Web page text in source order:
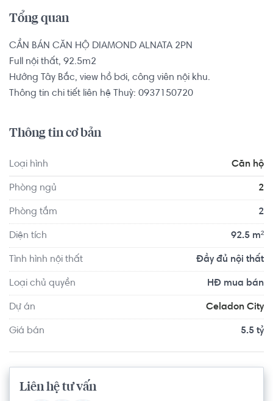
Tổng quan
CẦN BÁN CĂN HỘ DIAMOND ALNATA 2PN
Full nội thất, 92.5m2
Hướng Tây Bắc, view hồ bơi, công viên nội khu.
Thông tin chi tiết liên hệ Thuỳ: 0937150720
Thông tin cơ bản
Loại hình Căn hộ
Phòng ngủ 2
Phòng tắm 2
Diện tích 92.5 m²
Tình hình nội thất Đầy đủ nội thất
Loại chủ quyền HĐ mua bán
Dự án Celadon City
Giá bán 5.5 tỷ
Liên hệ tư vấn